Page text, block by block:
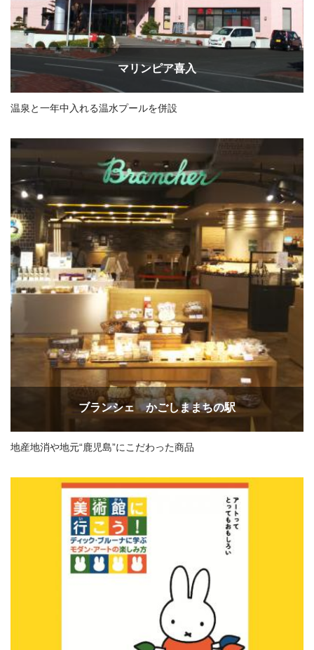
マリンピア喜入
温泉と一年中入れる温水プールを併設
ブランシェ かごしままちの駅
地産地消や地元“鹿児島”にこだわった商品